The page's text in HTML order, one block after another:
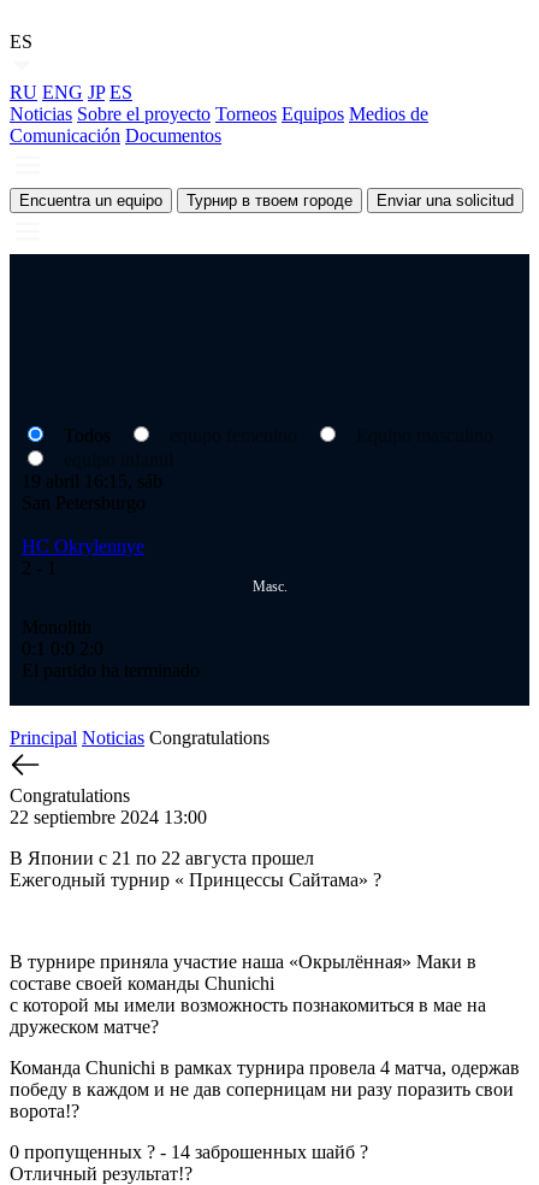
ES
RU ENG JP ES
Noticias Sobre el proyecto Torneos Equipos Medios de
Comunicación Documentos
Encuentra un equipo Турнир в твоем городе Enviar una solicitud
Todos
19 abril 16:15, sáb
San Petersburgo
HC Okrylennye
2 - 1
Masc.
Monolith
0:1 0:0 2:0
El partido ha terminado
Principal Noticias Congratulations
Congratulations
22 septiembre 2024 13:00
В Японии с 21 по 22 августа прошел
Ежегодный турнир « Принцессы Сайтама» ?
В турнире приняла участие наша «Окрылённая» Маки в
составе своей команды Chunichi
с которой мы имели возможность познакомиться в мае на
дружеском матче?
Команда Chunichi в рамках турнира провела 4 матча, одержав
победу в каждом и не дав соперницам ни разу поразить свои
ворота!?
0 пропущенных ? - 14 заброшенных шайб ?
Отличный результат!?